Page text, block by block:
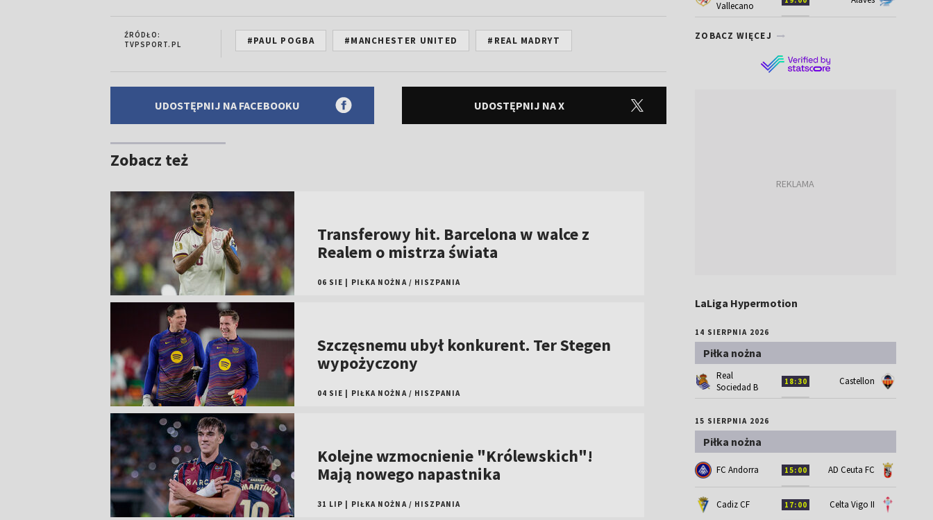
ŹRÓDŁO:
TVPSPORT.PL
#PAUL POGBA #MANCHESTER UNITED #REAL MADRYT
UDOSTĘPNIJ NA FACEBOOKU UDOSTĘPNIJ NA X
Zobacz też
Transferowy hit. Barcelona w walce z
Realem o mistrza świata
06 SIE PIŁKA NOŻNA / HISZPANIA
Szczęsnemu ubył konkurent. Ter Stegen
wypożyczony
04 SIE PIŁKA NOŻNA / HISZPANIA
Kolejne wzmocnienie "Królewskich"!
Mają nowego napastnika
31 LIP PIŁKA NOŻNA / HISZPANIA
Vallecano
ZOBACZ WIĘCEJ
LaLiga Hypermotion
14 SIERPNIA 2026
Piłka nożna
Real
Sociedad B
18:30 Castellon
15 SIERPNIA 2026
Piłka nożna
FC Andorra 15:00 AD Ceuta FC
Cadiz CF 17:00 Celta Vigo II